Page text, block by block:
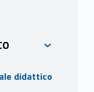
didattico